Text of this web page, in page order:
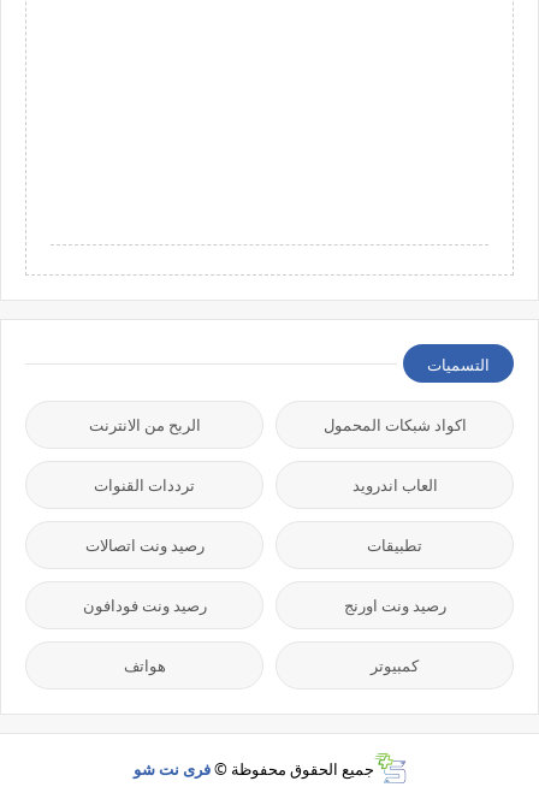
التسميات
اكواد شبكات المحمول الربح من الانترنت
العاب اندرويد ترددات القنوات
تطبيقات رصيد ونت اتصالات
رصيد ونت اورنج رصيد ونت فودافون
كمبيوتر هواتف
جميع الحقوق محفوظة ©فرى نت شو